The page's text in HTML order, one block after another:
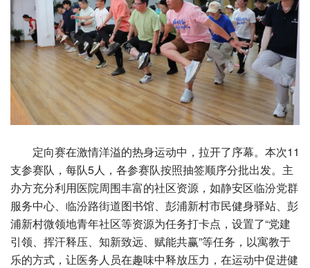
定向赛在激情洋溢的热身运动中，拉开了序幕。本次11
支参赛队，每队5人，各参赛队按照抽签顺序分批出发。主
办方充分利用医院周围丰富的社区资源，如静安区临汾党群
服务中心、临汾路街道图书馆、彭浦新村市民健身驿站、彭
浦新村微领地青年社区等资源为任务打卡点，设置了“党建
引领、挥汗释压、知新致远、赋能共赢”等任务，以寓教于
乐的方式，让医务人员在趣味中释放压力，在运动中促进健